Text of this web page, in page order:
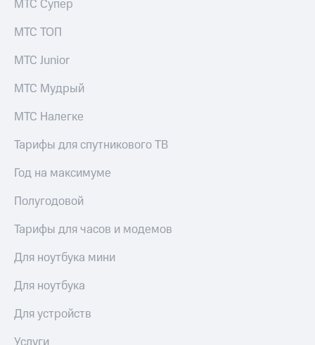
МТС Супер
МТС ТОП
МТС Junior
МТС Мудрый
МТС Налегке
Тарифы для спутникового ТВ
Год на максимуме
Полугодовой
Тарифы для часов и модемов
Для ноутбука мини
Для ноутбука
Для устройств